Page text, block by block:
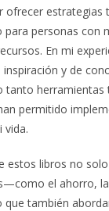
ofrecer estrategias
para personas con
En mi
y de
tanto herramientas
permitido
vida.
estos libros no
el ahorro,
también